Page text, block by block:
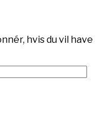
hvis du vil have